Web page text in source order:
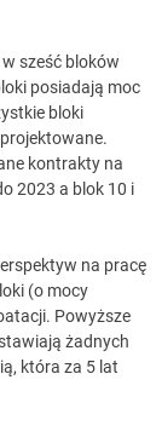
sześć bloków
posiadają moc
bloki
kontrakty na
2023 a blok 10 i
na pracę
(o mocy
Powyższe
żadnych
która za 5 lat